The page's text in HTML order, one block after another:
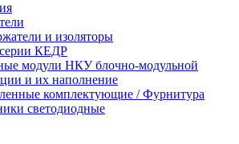
и изоляторы
КЕДР
модули НКУ блочно-модульной
и их наполнение
комплектующие / Фурнитура
светодиодные